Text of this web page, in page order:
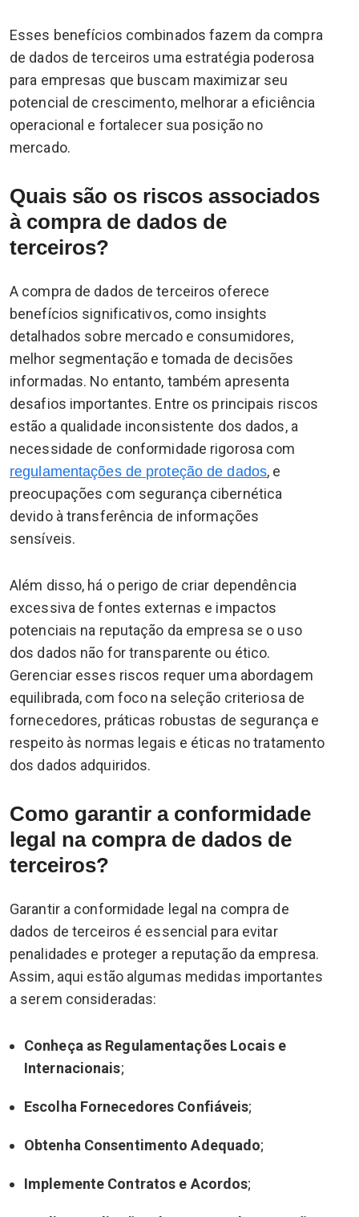
Esses benefícios combinados fazem da compra
de dados de terceiros uma estratégia poderosa
para empresas que buscam maximizar seu
potencial de crescimento, melhorar a eficiência
operacional e fortalecer sua posição no
mercado.
Quais são os riscos associados
à compra de dados de
terceiros?
A compra de dados de terceiros oferece
benefícios significativos, como insights
detalhados sobre mercado e consumidores,
melhor segmentação e tomada de decisões
informadas. No entanto, também apresenta
desafios importantes. Entre os principais riscos
estão a qualidade inconsistente dos dados, a
necessidade de conformidade rigorosa com
regulamentações de proteção de dados, e
preocupações com segurança cibernética
devido à transferência de informações
sensíveis.
Além disso, há o perigo de criar dependência
excessiva de fontes externas e impactos
potenciais na reputação da empresa se o uso
dos dados não for transparente ou ético.
Gerenciar esses riscos requer uma abordagem
equilibrada, com foco na seleção criteriosa de
fornecedores, práticas robustas de segurança e
respeito às normas legais e éticas no tratamento
dos dados adquiridos.
Como garantir a conformidade
legal na compra de dados de
terceiros?
Garantir a conformidade legal na compra de
dados de terceiros é essencial para evitar
penalidades e proteger a reputação da empresa.
Assim, aqui estão algumas medidas importantes
a serem consideradas:
Conheça as Regulamentações Locais e
Internacionais;
Escolha Fornecedores Confiáveis;
Obtenha Consentimento Adequado;
Implemente Contratos e Acordos;